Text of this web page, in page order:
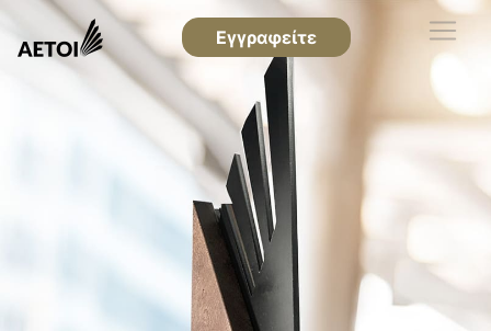
Εγγραφείτε